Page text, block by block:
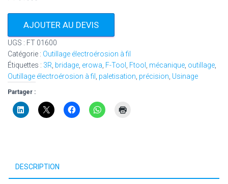
AJOUTER AU DEVIS
UGS : FT 01600
Catégorie : Outillage électroérosion à fil
Étiquettes : 3R bridage erowa F-Tool Ftool mécanique outillage
Outillage électroérosion à fil
paletisation précision Usinage
Partager :
DESCRIPTION